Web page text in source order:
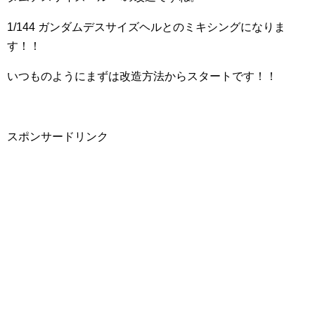
1/144 ガンダムデスサイズヘルとのミキシングになりま
す！！
いつものようにまずは改造方法からスタートです！！
スポンサードリンク